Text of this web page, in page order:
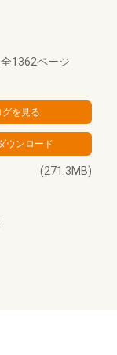
全1362ページ
(271.3MB)